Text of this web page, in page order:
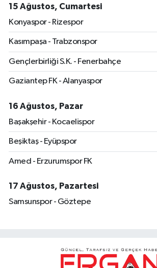
15 Ağustos, Cumartesi
Konyaspor - Rizespor
Kasımpaşa - Trabzonspor
Gençlerbirliği S.K. - Fenerbahçe
Gaziantep FK - Alanyaspor
16 Ağustos, Pazar
Başakşehir - Kocaelispor
Beşiktaş - Eyüpspor
Amed - Erzurumspor FK
17 Ağustos, Pazartesi
Samsunspor - Göztepe